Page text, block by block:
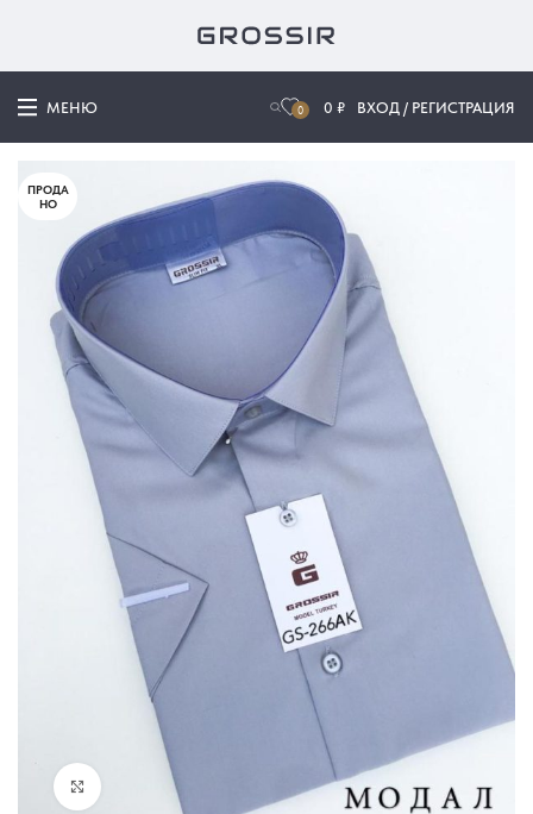
МЕНЮ 0 0 ₽ ВХОД / РЕГИСТРАЦИЯ
ПРОДА
НО
Нажмите, чтобы увеличить